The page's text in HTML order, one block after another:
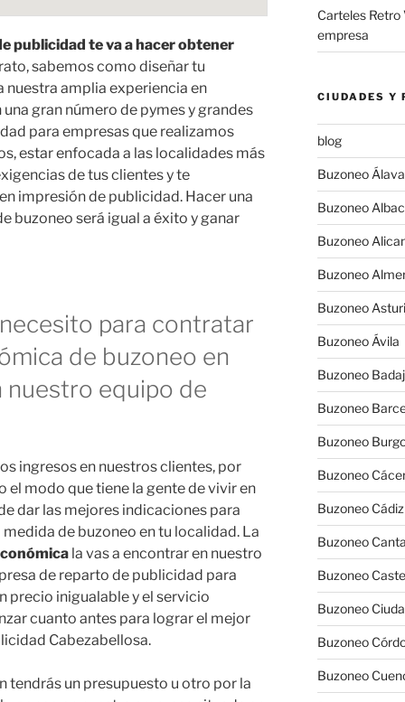
publicidad te va a hacer obtener
sabemos como diseñar tu
amplia experiencia en
gran número de pymes y grandes
para empresas que realizamos
estar enfocada a las localidades más
de tus clientes y te
impresión de publicidad. Hacer una
buzoneo será igual a éxito y ganar
para contratar
de buzoneo en
nuestro equipo de
ingresos en nuestros clientes, por
modo que tiene la gente de vivir en
dar las mejores indicaciones para
de buzoneo en tu localidad. La
la vas a encontrar en nuestro
de reparto de publicidad para
precio inigualable y el servicio
cuanto antes para lograr el mejor
Cabezabellosa.
tendrás un presupuesto u otro por la
Carteles Retro
empresa
CIUDADES Y
blog
Buzoneo Álava
Buzoneo
Buzoneo
Buzoneo
Buzoneo
Buzoneo Ávila
Buzoneo
Buzoneo
Buzoneo
Buzoneo
Buzoneo Cádiz
Buzoneo
Buzoneo
Buzoneo
Buzoneo
Buzoneo